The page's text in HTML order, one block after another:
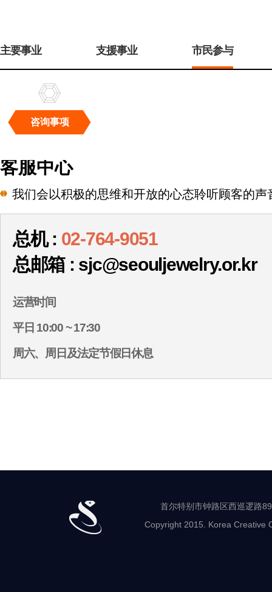
메
主要事业 支援事业 市民参与
咨询事项
事
客服中心
我们会以积极的思维和开放的心态聆听顾客的声
总机 : 02-764-9051
总邮箱 : sjc@seouljewelry.or.kr
运营时间
平日 10:00 ~ 17:30
周六、周日及法定节假日休息
首尔特别市钟路区西巡逻路
Copyright 2015. Korea Creative